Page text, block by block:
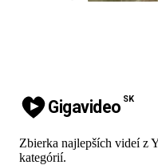
Gigavideo SK
Zbierka najlepších videí z
kategórií.